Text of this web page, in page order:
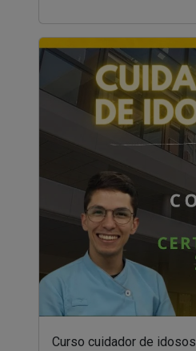
Curso cuidador de idosos